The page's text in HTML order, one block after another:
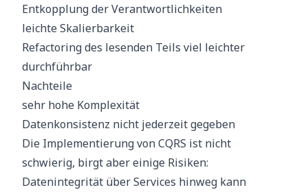
Entkopplung der Verantwortlichkeiten
leichte Skalierbarkeit
Refactoring des lesenden Teils viel leichter
durchführbar
Nachteile
sehr hohe Komplexität
Datenkonsistenz nicht jederzeit gegeben
Die Implementierung von CQRS ist nicht
schwierig, birgt aber einige Risiken:
Datenintegrität über Services hinweg kann